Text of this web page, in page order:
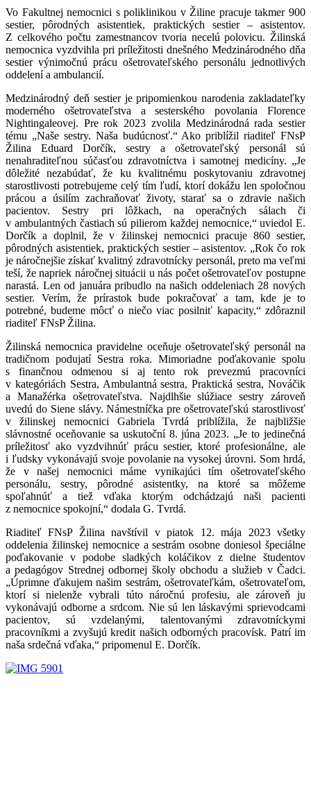
Vo Fakultnej nemocnici s poliklinikou v Žiline pracuje takmer 900
sestier, pôrodných asistentiek, praktických sestier – asistentov.
Z celkového počtu zamestnancov tvoria necelú polovicu. Žilinská
nemocnica vyzdvihla pri príležitosti dnešného Medzinárodného dňa
sestier výnimočnú prácu ošetrovateľského personálu jednotlivých
oddelení a ambulancií.
Medzinárodný deň sestier je pripomienkou narodenia zakladateľky
moderného ošetrovateľstva a sesterského povolania Florence
Nightingaleovej. Pre rok 2023 zvolila Medzinárodná rada sestier
tému „Naše sestry. Naša budúcnosť.“ Ako priblížil riaditeľ FNsP
Žilina Eduard Dorčík, sestry a ošetrovateľský personál sú
nenahraditeľnou súčasťou zdravotníctva i samotnej medicíny. „Je
dôležité nezabúdať, že ku kvalitnému poskytovaniu zdravotnej
starostlivosti potrebujeme celý tím ľudí, ktorí dokážu len spoločnou
prácou a úsilím zachraňovať životy, starať sa o zdravie našich
pacientov. Sestry pri lôžkach, na operačných sálach či
v ambulantných častiach sú pilierom každej nemocnice,“ uviedol E.
Dorčík a doplnil, že v žilinskej nemocnici pracuje 860 sestier,
pôrodných asistentiek, praktických sestier – asistentov. „Rok čo rok
je náročnejšie získať kvalitný zdravotnícky personál, preto ma veľmi
teší, že napriek náročnej situácii u nás počet ošetrovateľov postupne
narastá. Len od januára pribudlo na našich oddeleniach 28 nových
sestier. Verím, že prírastok bude pokračovať a tam, kde je to
potrebné, budeme môcť o niečo viac posilniť kapacity,“ zdôraznil
riaditeľ FNsP Žilina.
Žilinská nemocnica pravidelne oceňuje ošetrovateľský personál na
tradičnom podujatí Sestra roka. Mimoriadne poďakovanie spolu
s finančnou odmenou si aj tento rok prevezmú pracovníci
v kategóriách Sestra, Ambulantná sestra, Praktická sestra, Nováčik
a Manažérka ošetrovateľstva. Najdlhšie slúžiace sestry zároveň
uvedú do Siene slávy. Námestníčka pre ošetrovateľskú starostlivosť
v žilinskej nemocnici Gabriela Tvrdá priblížila, že najbližšie
slávnostné oceňovanie sa uskutoční 8. júna 2023. „Je to jedinečná
príležitosť ako vyzdvihnúť prácu sestier, ktoré profesionálne, ale
i ľudsky vykonávajú svoje povolanie na vysokej úrovni. Som hrdá,
že v našej nemocnici máme vynikajúci tím ošetrovateľského
personálu, sestry, pôrodné asistentky, na ktoré sa môžeme
spoľahnúť a tiež vďaka ktorým odchádzajú naši pacienti
z nemocnice spokojní,“ dodala G. Tvrdá.
Riaditeľ FNsP Žilina navštívil v piatok 12. mája 2023 všetky
oddelenia žilinskej nemocnice a sestrám osobne doniesol špeciálne
poďakovanie v podobe sladkých koláčikov z dielne študentov
a pedagógov Strednej odbornej školy obchodu a služieb v Čadci.
„Úprimne ďakujem našim sestrám, ošetrovateľkám, ošetrovateľom,
ktorí si nielenže vybrali túto náročnú profesiu, ale zároveň ju
vykonávajú odborne a srdcom. Nie sú len láskavými sprievodcami
pacientov, sú vzdelanými, talentovanými zdravotníckymi
pracovníkmi a zvyšujú kredit našich odborných pracovísk. Patrí im
naša srdečná vďaka,“ pripomenul E. Dorčík.